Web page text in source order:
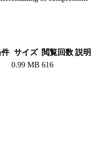
件 サイズ 閲覧回数 説明
0.99 MB 616